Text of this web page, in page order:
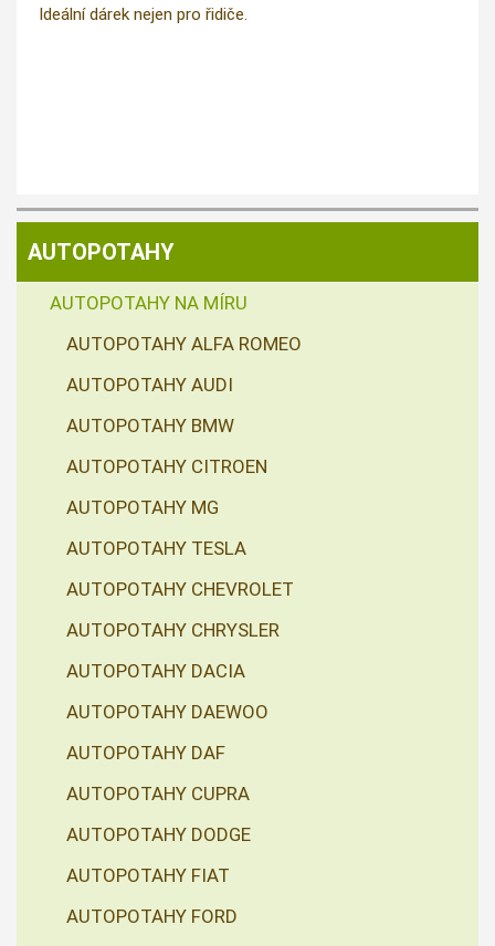
Ideální dárek nejen pro řidiče.
AUTOPOTAHY
AUTOPOTAHY NA MÍRU
AUTOPOTAHY ALFA ROMEO
AUTOPOTAHY AUDI
AUTOPOTAHY BMW
AUTOPOTAHY CITROEN
AUTOPOTAHY MG
AUTOPOTAHY TESLA
AUTOPOTAHY CHEVROLET
AUTOPOTAHY CHRYSLER
AUTOPOTAHY DACIA
AUTOPOTAHY DAEWOO
AUTOPOTAHY DAF
AUTOPOTAHY CUPRA
AUTOPOTAHY DODGE
AUTOPOTAHY FIAT
AUTOPOTAHY FORD